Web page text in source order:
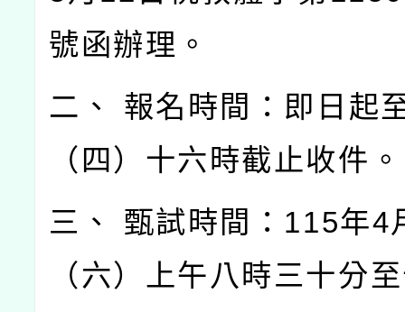
號函辦理。
二、 報名時間：即日起
（四）十六時截止收件。
三、 甄試時間：115年4
（六）上午八時三十分